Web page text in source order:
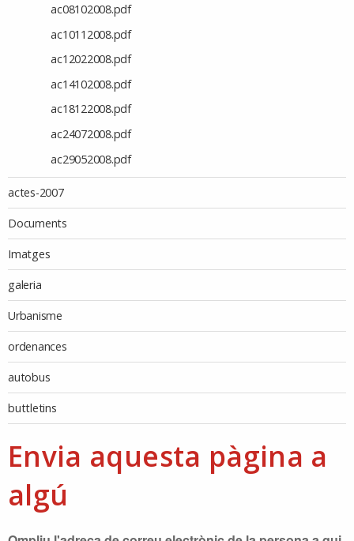
ac08102008.pdf
ac10112008.pdf
ac12022008.pdf
ac14102008.pdf
ac18122008.pdf
ac24072008.pdf
ac29052008.pdf
actes-2007
Documents
Imatges
galeria
Urbanisme
ordenances
autobus
buttletins
Envia aquesta pàgina a
algú